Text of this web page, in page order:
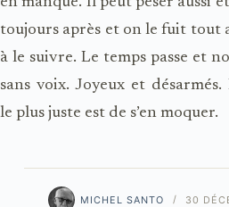
toujours après et on le fuit tout
à le suivre. Le temps passe et
sans voix. Joyeux et
le plus juste est de s’en moquer.
MICHEL SANTO
30